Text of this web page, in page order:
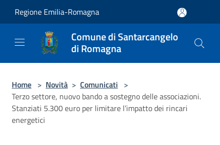
Regione Emilia-Romagna
Comune di Santarcangelo
di Romagna
Home > Novità > Comunicati >
Terzo settore, nuovo bando a sostegno delle associazioni.
Stanziati 5.300 euro per limitare l’impatto dei rincari
energetici